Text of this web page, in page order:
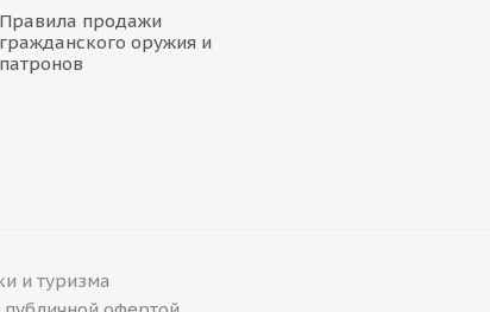
Правила продажи
гражданского оружия и
патронов
и туризма